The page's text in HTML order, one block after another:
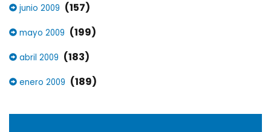
junio 2009 (157)
mayo 2009 (199)
abril 2009 (183)
enero 2009 (189)